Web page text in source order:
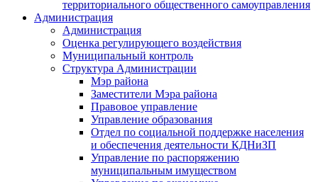
территориального общественного самоуправления
Администрация
Администрация
Оценка регулирующего воздействия
Муниципальный контроль
Структура Администрации
Мэр района
Заместители Мэра района
Правовое управление
Управление образования
Отдел по социальной поддержке населения
и обеспечения деятельности КДНиЗП
Управление по распоряжению
муниципальным имуществом